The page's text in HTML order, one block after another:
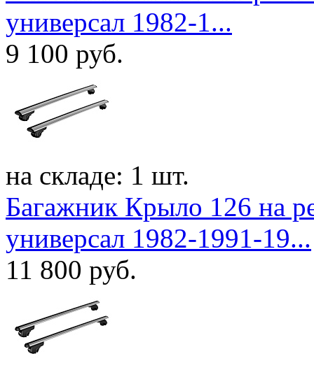
универсал 1982-1...
9 100 руб.
на складе: 1 шт.
Багажник Крыло 126 на
универсал 1982-1991-19...
11 800 руб.